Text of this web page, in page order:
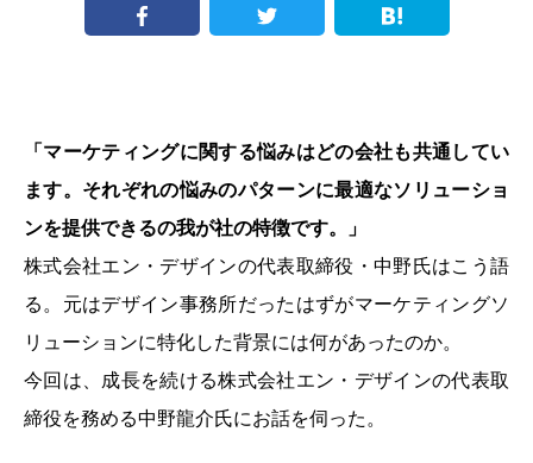
「マーケティングに関する悩みはどの会社も共通してい
ます。それぞれの悩みのパターンに最適なソリューショ
ンを提供できるの我が社の特徴です。」
株式会社エン・デザインの代表取締役・中野氏はこう語
る。元はデザイン事務所だったはずがマーケティングソ
リューションに特化した背景には何があったのか。
今回は、成長を続ける株式会社エン・デザインの代表取
締役を務める中野龍介氏にお話を伺った。